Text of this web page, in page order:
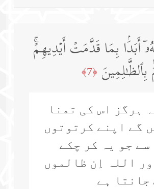
أَبَدَۢا بِمَا قَدَّمَتۡ أَیۡدِیهِمۡۚ
بِٱلظَّـٰلِمِینَ ﴿7﴾
ہرگز اس کی تمنا
گے اپنے کرتوتوں
سے جو یہ کر چکے
اللہ اِن ظالموں
جانتا ہے